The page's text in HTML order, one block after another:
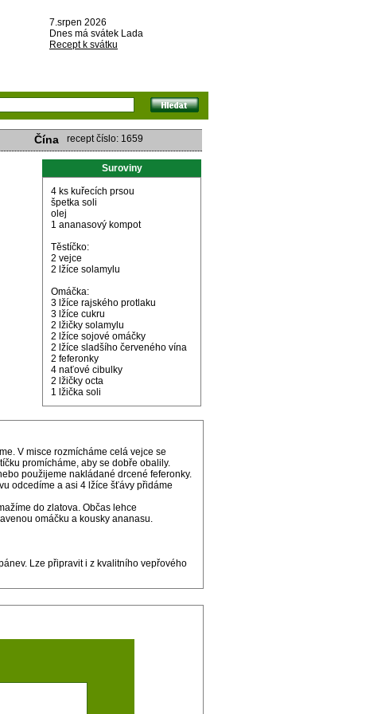
7.srpen 2026
Dnes má svátek Lada
Recept k svátku
Čína recept číslo: 1659
Suroviny
4 ks kuřecích prsou
špetka soli
olej
1 ananasový kompot
Těstíčko:
2 vejce
2 lžíce solamylu
Omáčka:
3 lžíce rajského protlaku
3 lžíce cukru
2 lžičky solamylu
2 lžíce sojové omáčky
2 lžíce sladšího červeného vína
2 feferonky
4 naťové cibulky
2 lžičky octa
1 lžička soli
V misce rozmícháme celá vejce se
promícháme, aby se dobře obalily.
použijeme nakládané drcené feferonky.
odcedíme a asi 4 lžíce šťávy přidáme
do zlatova. Občas lehce
omáčku a kousky ananasu.
Lze připravit i z kvalitního vepřového